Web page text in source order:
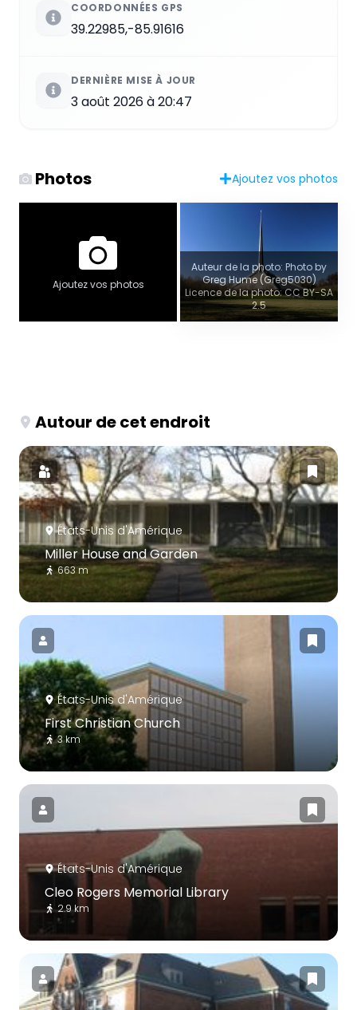
COORDONNÉES GPS
39.22985,-85.91616
DERNIÈRE MISE À JOUR
3 août 2026 à 20:47
Photos Ajoutez vos photos
Ajoutez vos photos
Auteur de la photo: Photo by
Greg Hume (Greg5030)
Licence de la photo: CC BY-SA
2.5
Autour de cet endroit
États-Unis d'Amérique
Miller House and Garden
663 m
États-Unis d'Amérique
First Christian Church
3 km
États-Unis d'Amérique
Cleo Rogers Memorial Library
2.9 km